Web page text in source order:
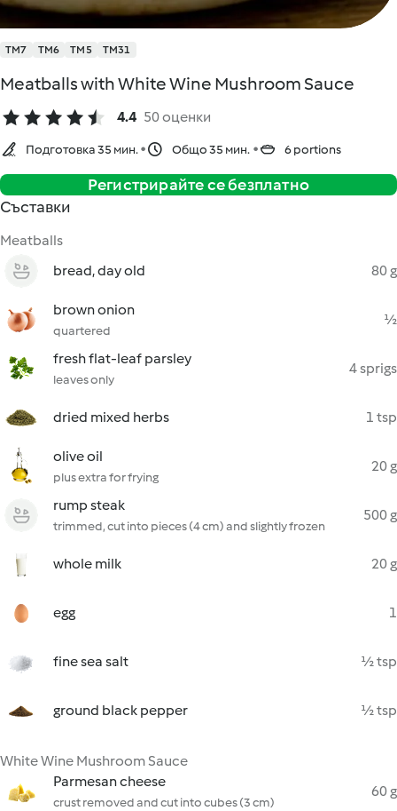
TM7 TM6 TM5 TM31
Meatballs with White Wine Mushroom Sauce
4.4 50 оценки
Подготовка 35 мин. Общо 35 мин. 6 portions
Регистрирайте се безплатно
Съставки
Meatballs
bread, day old
80 g
brown onion
quartered
½
fresh flat-leaf parsley
leaves only
4 sprigs
dried mixed herbs 1 tsp
olive oil
plus extra for frying
20 g
rump steak
trimmed, cut into pieces (4 cm) and slightly frozen
500 g
whole milk 20 g
egg 1
fine sea salt ½ tsp
ground black pepper ½ tsp
White Wine Mushroom Sauce
Parmesan cheese
crust removed and cut into cubes (3 cm)
60 g